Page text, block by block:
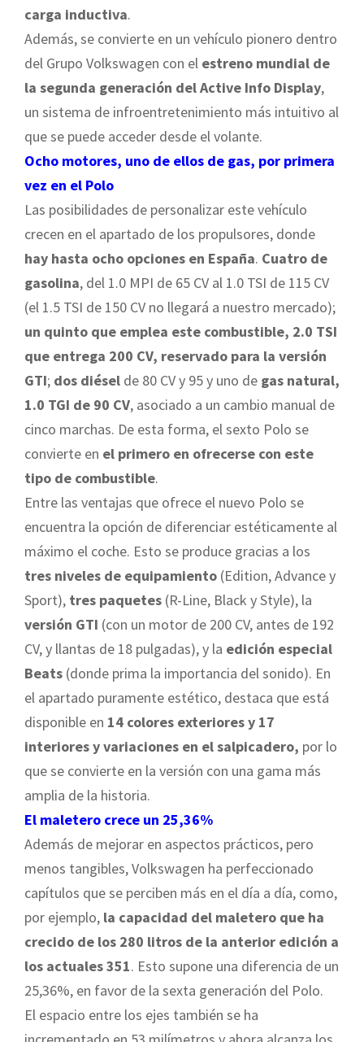
carga inductiva.
Además, se convierte en un vehículo pionero dentro
del Grupo Volkswagen con el estreno mundial de
la segunda generación del Active Info Display,
un sistema de infroentretenimiento más intuitivo al
que se puede acceder desde el volante.
Ocho motores, uno de ellos de gas, por primera
vez en el Polo
Las posibilidades de personalizar este vehículo
crecen en el apartado de los propulsores, donde
hay hasta ocho opciones en España. Cuatro de
gasolina, del 1.0 MPI de 65 CV al 1.0 TSI de 115 CV
(el 1.5 TSI de 150 CV no llegará a nuestro mercado);
un quinto que emplea este combustible, 2.0 TSI
que entrega 200 CV, reservado para la versión
GTI; dos diésel de 80 CV y 95 y uno de gas natural,
1.0 TGI de 90 CV, asociado a un cambio manual de
cinco marchas. De esta forma, el sexto Polo se
convierte en el primero en ofrecerse con este
tipo de combustible.
Entre las ventajas que ofrece el nuevo Polo se
encuentra la opción de diferenciar estéticamente al
máximo el coche. Esto se produce gracias a los
tres niveles de equipamiento (Edition, Advance y
Sport), tres paquetes (R-Line, Black y Style), la
versión GTI (con un motor de 200 CV, antes de 192
CV, y llantas de 18 pulgadas), y la edición especial
Beats (donde prima la importancia del sonido). En
el apartado puramente estético, destaca que está
disponible en 14 colores exteriores y 17
interiores y variaciones en el salpicadero, por lo
que se convierte en la versión con una gama más
amplia de la historia.
El maletero crece un 25,36%
Además de mejorar en aspectos prácticos, pero
menos tangibles, Volkswagen ha perfeccionado
capítulos que se perciben más en el día a día, como,
por ejemplo, la capacidad del maletero que ha
crecido de los 280 litros de la anterior edición a
los actuales 351. Esto supone una diferencia de un
25,36%, en favor de la sexta generación del Polo.
El espacio entre los ejes también se ha